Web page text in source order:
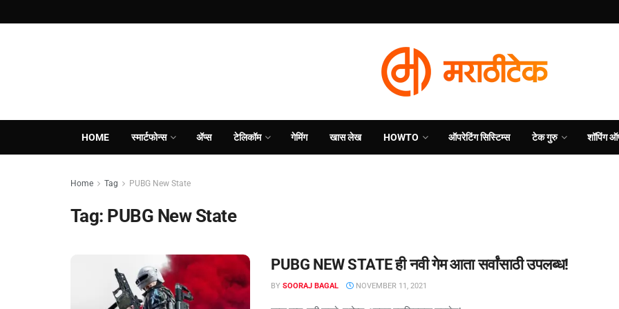
HOME स्मार्टफोन्स ॲप्स टेलिकॉम गेमिंग खास लेख HOWTO ऑपरेटिंग सिस्टिम्स टेक गुरु शॉपिंग
Home Tag PUBG New State
Tag: PUBG New State
PUBG NEW STATE ही नवी गेम आता सर्वांसाठी उपलब्ध!
BY SOORAJ BAGAL NOVEMBER 11, 2021